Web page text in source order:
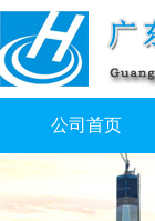
公司首页